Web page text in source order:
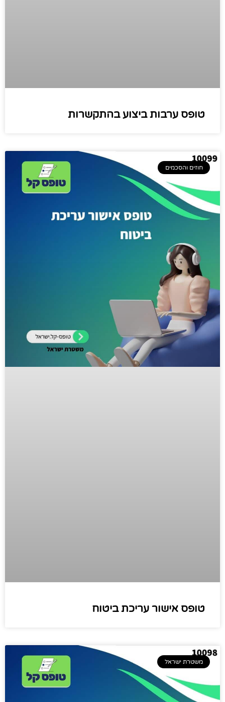
טופס ערבות ביצוע בהתקשרות
חוזים והסכמים
טופס אישור עריכת ביטוח
משטרת ישראל